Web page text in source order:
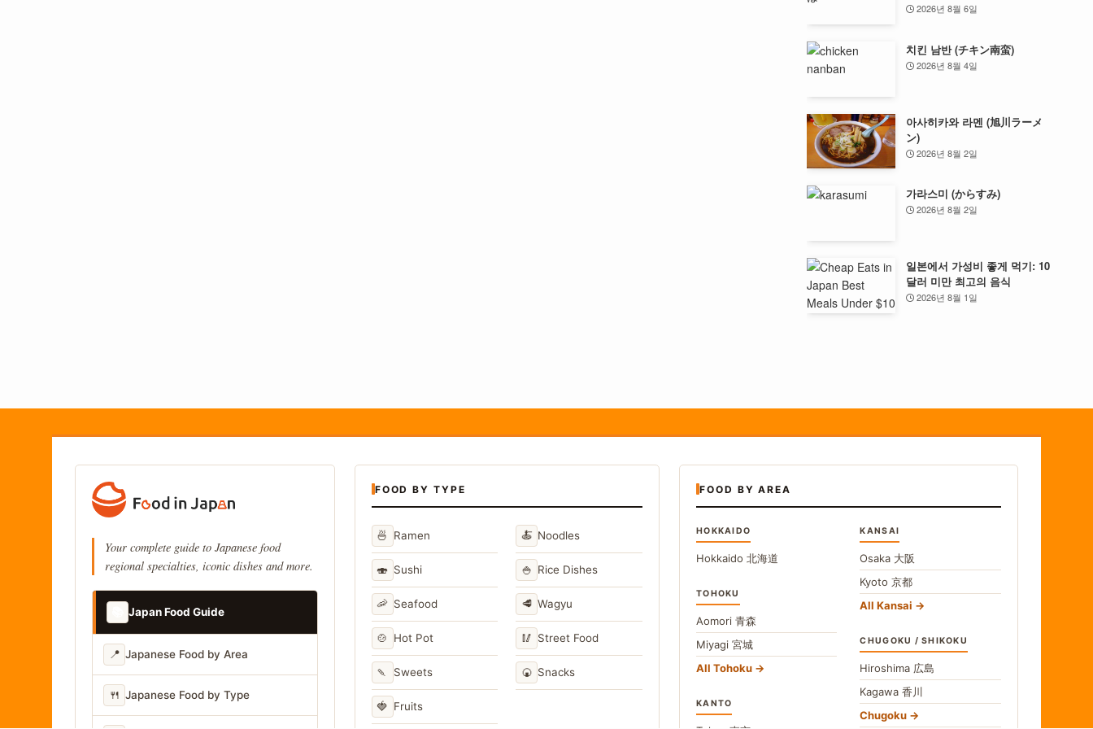
2026년 8월 6일
치킨 남반 (チキン南蛮)
2026년 8월 4일
아사히카와 라멘 (旭川ラーメ
ン)
2026년 8월 2일
가라스미 (からすみ)
2026년 8월 2일
일본에서 가성비 좋게 먹기: 10
달러 미만 최고의 음식
2026년 8월 1일
Your complete guide to Japanese food
regional specialties, iconic dishes and more.
Japan Food Guide
📍 Japanese Food by Area
🍴 Japanese Food by Type
FOOD BY TYPE
🍜 Ramen 🍝 Noodles
🍣 Sushi 🍚 Rice Dishes
🦐 Seafood 🥩 Wagyu
🍲 Hot Pot 🥢 Street Food
🍡 Sweets 🍘 Snacks
🍓 Fruits
FOOD BY AREA
HOKKAIDO
Hokkaido 北海道
TOHOKU
Aomori 青森
Miyagi 宮城
All Tohoku
KANTO
KANSAI
Osaka 大阪
Kyoto京都
All Kansai
CHUGOKU / SHIKOKU
Hiroshima 広島
Kagawa香川
Chugoku